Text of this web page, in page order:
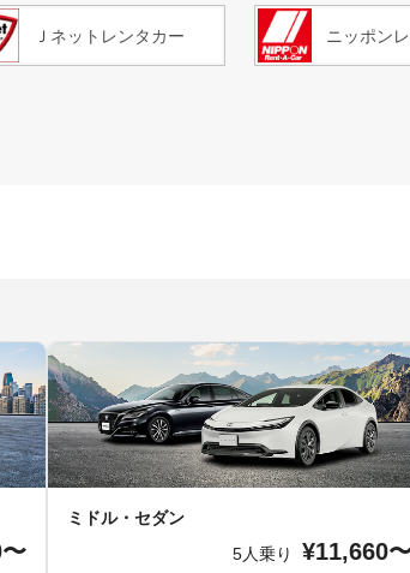
Ｊネットレンタカー ニッポン
ミドル・セダン
5人乗り
¥11,660